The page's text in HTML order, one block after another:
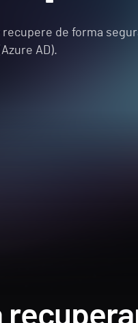
de forma
AD).